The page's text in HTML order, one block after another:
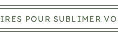
POUR SUBLIMER